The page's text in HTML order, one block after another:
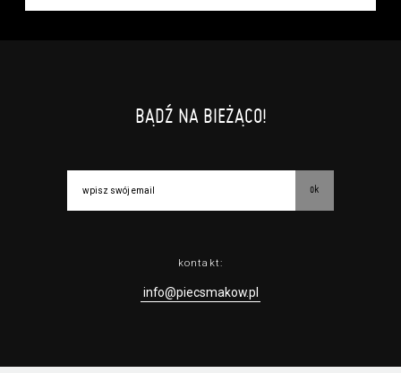
BĄDŹ NA BIEŻĄCO!
ok
kontakt:
info@piecsmakow.pl